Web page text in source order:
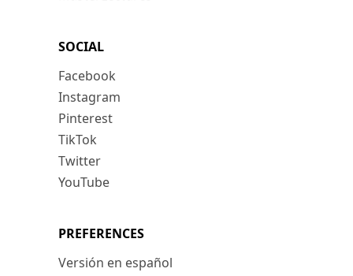
SOCIAL
Facebook
Instagram
Pinterest
TikTok
Twitter
YouTube
PREFERENCES
Versión en español